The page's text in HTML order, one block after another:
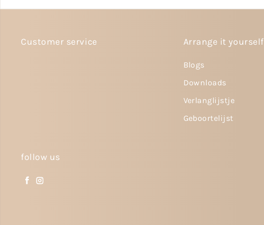
Customer service Arrange it yourself
Blogs
Downloads
Verlanglijstje
Geboortelijst
follow us
Facebook
Instagram